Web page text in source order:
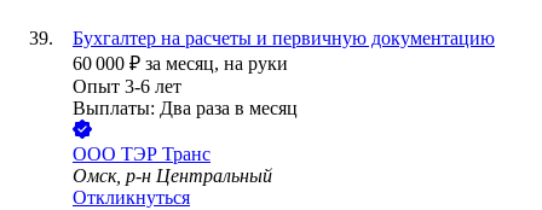
Бухгалтер на расчеты и первичную документацию
60 000 ₽ за месяц, на руки
Опыт 3-6 лет
Выплаты: Два раза в месяц
ООО ТЭР Транс
Омск, р-н Центральный
Откликнуться